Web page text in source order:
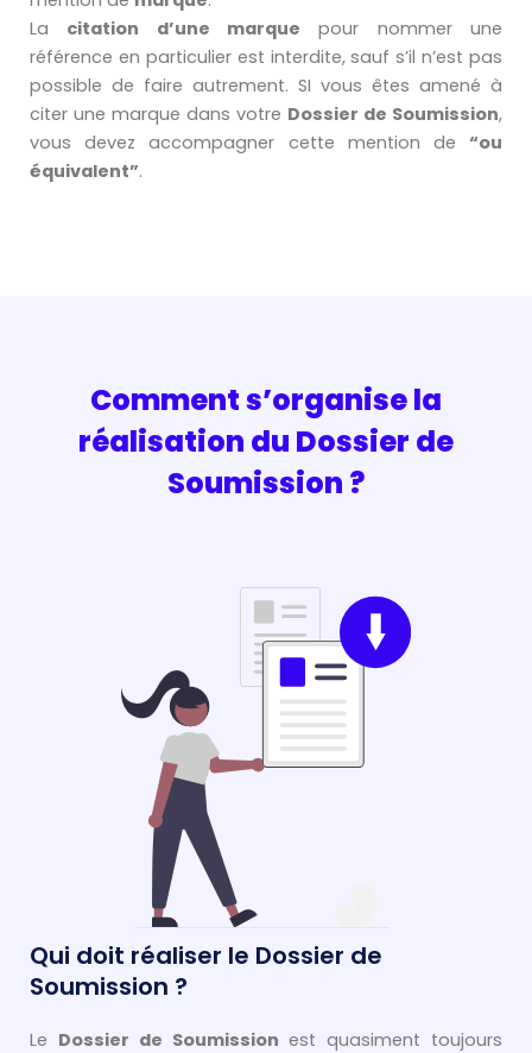
La citation d’une marque pour nommer une
référence en particulier est interdite, sauf s’il n’est pas
possible de faire autrement. SI vous êtes amené à
citer une marque dans votre Dossier de Soumission,
vous devez accompagner cette mention de “ou
équivalent”.
Comment s’organise la
réalisation du Dossier de
Soumission ?
Qui doit réaliser le Dossier de
Soumission ?
Le Dossier de Soumission est quasiment toujours